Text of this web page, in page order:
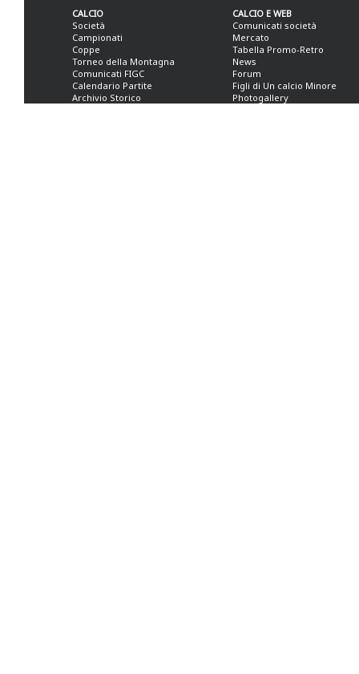
CALCIO
Società
Campionati
Coppe
Torneo della Montagna
Comunicati FIGC
Calendario Partite
Archivio Storico
CALCIO E WEB
Comunicati società
Mercato
Tabella Promo-Retro
News
Forum
Figli di Un calcio Minore
Photogallery